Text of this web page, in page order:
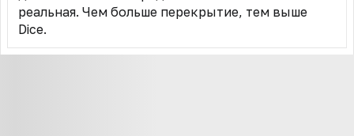
реальная. Чем больше перекрытие, тем выше
Dice.